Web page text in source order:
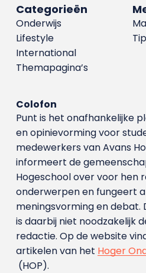
Categorieën
Onderwijs
Lifestyle
International
Themapagina’s
Colofon
Punt is het onafhankelijke
en opinievorming voor
medewerkers van Avans
informeert de
Hogeschool over voor hen
onderwerpen en fungeert
meningsvorming en debat.
is daarbij niet noodzakelijk
redactie. Op de website
artikelen van het Hoger
(HOP).